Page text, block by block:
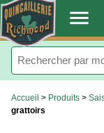
. menu
Accueil > Produits >
grattoirs